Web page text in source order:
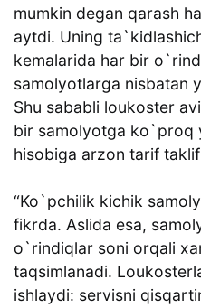
mumkin degan qarash
aytdi. Uning
kemalarida har bir
samolyotlarga nisbatan
Shu sababli loukoster
bir samolyotga ko`proq
hisobiga arzon tarif
“Ko`pchilik kichik
fikrda. Aslida esa,
o`rindiqlar soni orqali
taqsimlanadi.
ishlaydi: servisni